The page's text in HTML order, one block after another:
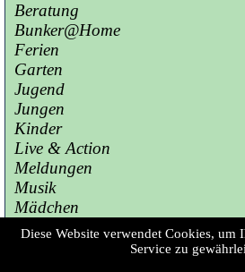
Beratung
Bunker@Home
Ferien
Garten
Jugend
Jungen
Kinder
Live & Action
Meldungen
Musik
Mädchen
Presse
Diese Website verwendet Cookies, um
Service zu